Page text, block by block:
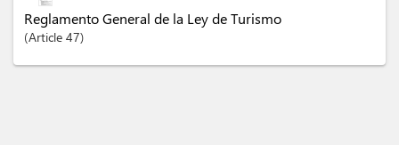
Reglamento General de la Ley de Turismo
Article 47